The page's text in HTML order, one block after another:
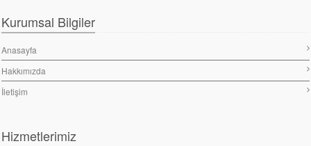
Kurumsal Bilgiler
Anasayfa
Hakkımızda
İletişim
Hizmetlerimiz